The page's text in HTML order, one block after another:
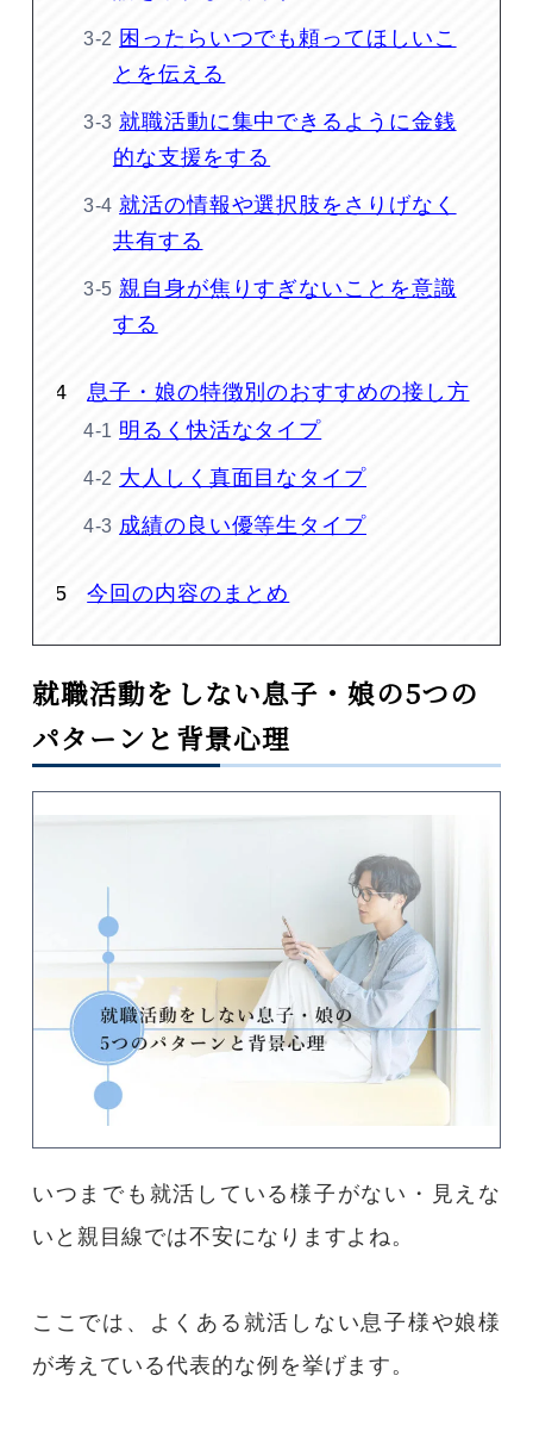
困ったらいつでも頼ってほしいこ
とを伝える
就職活動に集中できるように金銭
的な支援をする
就活の情報や選択肢をさりげなく
共有する
親自身が焦りすぎないことを意識
する
息子・娘の特徴別のおすすめの接し方
明るく快活なタイプ
大人しく真面目なタイプ
成績の良い優等生タイプ
今回の内容のまとめ
就職活動をしない息子・娘の5つの
パターンと背景心理
いつまでも就活している様子がない・見えな
いと親目線では不安になりますよね。
ここでは、よくある就活しない息子様や娘様
が考えている代表的な例を挙げます。